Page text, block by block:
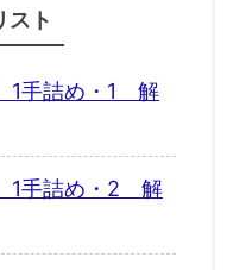
スト
1手詰め・1 解
1手詰め・2 解